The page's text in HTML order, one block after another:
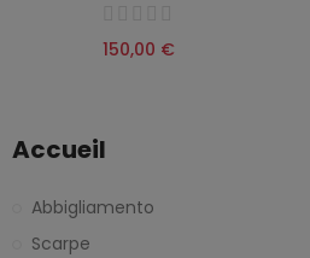
150,00 €
Accueil
Abbigliamento
Scarpe